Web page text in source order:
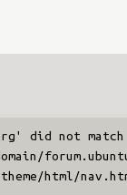
not match
html/